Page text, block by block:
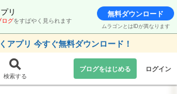
リ
ログをすばやく見られます
無料ダウンロード
ムラゴンとはIDが異なります
アプリ 今すぐ無料ダウンロード！
検索する
ブログをはじめる ログイン